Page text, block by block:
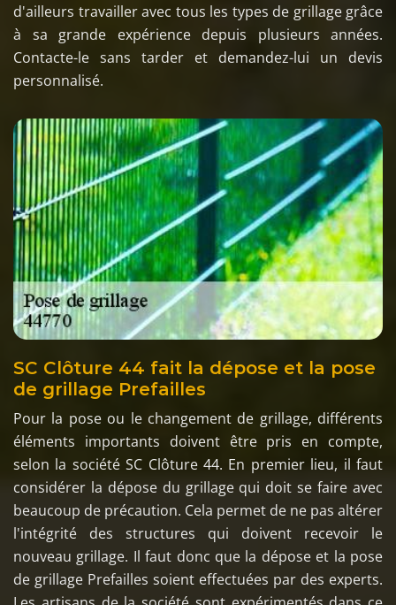
d'ailleurs travailler avec tous les types de grillage grâce
à sa grande expérience depuis plusieurs années.
Contacte-le sans tarder et demandez-lui un devis
personnalisé.
SC Clôture 44 fait la dépose et la pose
de grillage Prefailles
Pour la pose ou le changement de grillage, différents
éléments importants doivent être pris en compte,
selon la société SC Clôture 44. En premier lieu, il faut
considérer la dépose du grillage qui doit se faire avec
beaucoup de précaution. Cela permet de ne pas altérer
l'intégrité des structures qui doivent recevoir le
nouveau grillage. Il faut donc que la dépose et la pose
de grillage Prefailles soient effectuées par des experts.